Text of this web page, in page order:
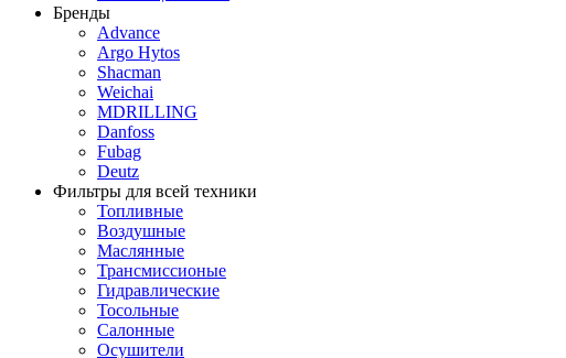
Бренды
Advance
Argo Hytos
Shacman
Weichai
MDRILLING
Danfoss
Fubag
Deutz
Фильтры для всей техники
Топливные
Воздушные
Маслянные
Трансмиссионые
Гидравлические
Тосольные
Салонные
Осушители